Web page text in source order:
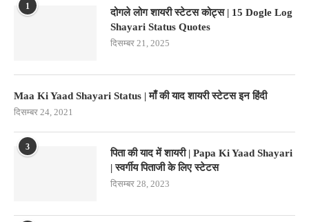
1
दोगले लोग शायरी स्टेटस कोट्स | 15 Dogle Log
Shayari Status Quotes
दिसम्बर 21, 2025
Maa Ki Yaad Shayari Status | माँ की याद शायरी स्टेटस इन हिंदी
दिसम्बर 24, 2021
3
पिता की याद में शायरी | Papa Ki Yaad Shayari
| स्वर्गीय पिताजी के लिए स्टेटस
दिसम्बर 28, 2023